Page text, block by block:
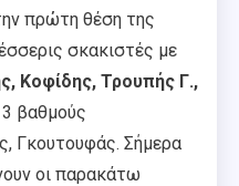
πρώτη θέση της
σκακιστές με
Κοφίδης, Τρουπής Γ.,
βαθμούς
Γκουτουφάς. Σήμερα
οι παρακάτω